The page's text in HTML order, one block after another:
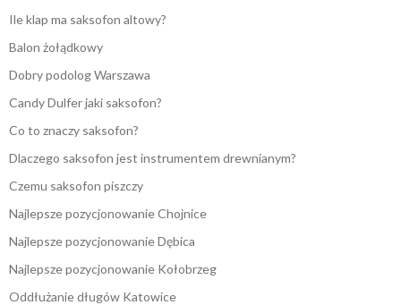
Ile klap ma saksofon altowy?
Balon żołądkowy
Dobry podolog Warszawa
Candy Dulfer jaki saksofon?
Co to znaczy saksofon?
Dlaczego saksofon jest instrumentem drewnianym?
Czemu saksofon piszczy
Najlepsze pozycjonowanie Chojnice
Najlepsze pozycjonowanie Dębica
Najlepsze pozycjonowanie Kołobrzeg
Oddłużanie długów Katowice